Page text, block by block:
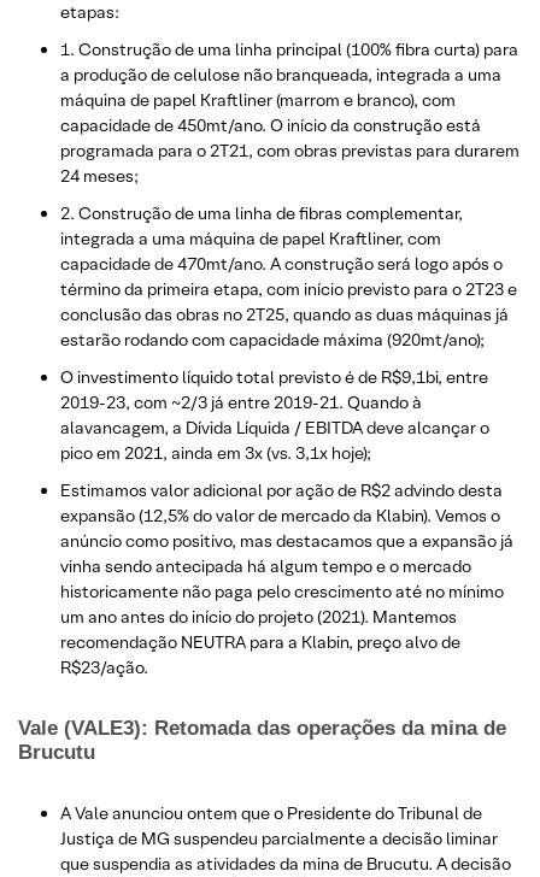
etapas:
​1. Construção de uma linha principal (100% fibra curta) para
a produção de celulose não branqueada, integrada a uma
máquina de papel Kraftliner (marrom e branco), com
capacidade de 450mt/ano. O início da construção está
programada para o 2T21, com obras previstas para durarem
24 meses;
2. Construção de uma linha de fibras complementar,
integrada a uma máquina de papel Kraftliner, com
capacidade de 470mt/ano. A construção será logo após o
término da primeira etapa, com início previsto para o 2T23 e
conclusão das obras no 2T25, quando as duas máquinas já
estarão rodando com capacidade máxima (920mt/ano);
​O investimento líquido total previsto é de R$9,1bi, entre
2019-23, com ~2/3 já entre 2019-21. Quando à
alavancagem, a Dívida Líquida / EBITDA deve alcançar o
pico em 2021, ainda em 3x (vs. 3,1x hoje);
Estimamos valor adicional por ação de R$2 advindo desta
expansão (12,5% do valor de mercado da Klabin). Vemos o
anúncio como positivo, mas destacamos que a expansão já
vinha sendo antecipada há algum tempo e o mercado
historicamente não paga pelo crescimento até no mínimo
um ano antes do início do projeto (2021). Mantemos
recomendação NEUTRA para a Klabin, preço alvo de
R$23/ação.
Vale (VALE3): Retomada das operações da mina de
Brucutu
​A Vale anunciou ontem que o Presidente do Tribunal de
Justiça de MG suspendeu parcialmente a decisão liminar
que suspendia as atividades da mina de Brucutu. A decisão